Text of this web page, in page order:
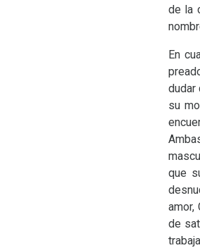
de la
En
dudar
su
que
amor,
de